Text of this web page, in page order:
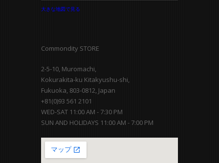
大きな地図で見る
Commondity STORE
2-5-10, Muromachi,
Kokurakita-ku Kitakyushu-shi,
Fukuoka, 803-0812, Japan
+81(0)93 561 2101
WED-SAT 11:00 AM - 7:30 PM
SUN AND HOLIDAYS 11:00 AM - 7:00 PM